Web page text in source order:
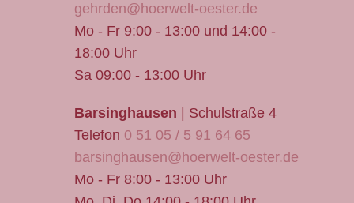
gehrden@hoerwelt-oester.de
Mo - Fr 9:00 - 13:00 und 14:00 -
18:00 Uhr
Sa 09:00 - 13:00 Uhr
Barsinghausen | Schulstraße 4
Telefon 0 51 05 / 5 91 64 65
barsinghausen@hoerwelt-oester.de
Mo - Fr 8:00 - 13:00 Uhr